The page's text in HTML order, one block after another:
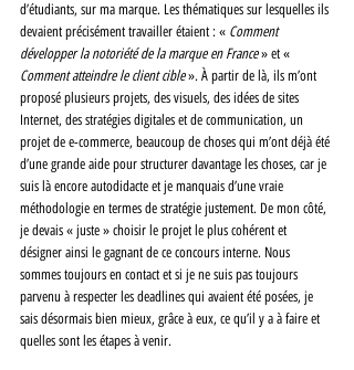
d’étudiants, sur ma marque. Les thématiques sur lesquelles ils
devaient précisément travailler étaient : « Comment
développer la notoriété de la marque en France » et «
Comment atteindre le client cible ». À partir de là, ils m’ont
proposé plusieurs projets, des visuels, des idées de sites
Internet, des stratégies digitales et de communication, un
projet de e-commerce, beaucoup de choses qui m’ont déjà été
d’une grande aide pour structurer davantage les choses, car je
suis là encore autodidacte et je manquais d’une vraie
méthodologie en termes de stratégie justement. De mon côté,
je devais « juste » choisir le projet le plus cohérent et
désigner ainsi le gagnant de ce concours interne. Nous
sommes toujours en contact et si je ne suis pas toujours
parvenu à respecter les deadlines qui avaient été posées, je
sais désormais bien mieux, grâce à eux, ce qu’il y a à faire et
quelles sont les étapes à venir.